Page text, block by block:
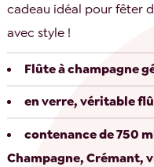
cadeau idéal pour fêter
avec style !
Flûte à champagne
en verre, véritable
contenance de 750
Champagne, Crémant,